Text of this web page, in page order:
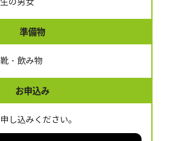
準備物
・飲み物
お申込み
し込みください。